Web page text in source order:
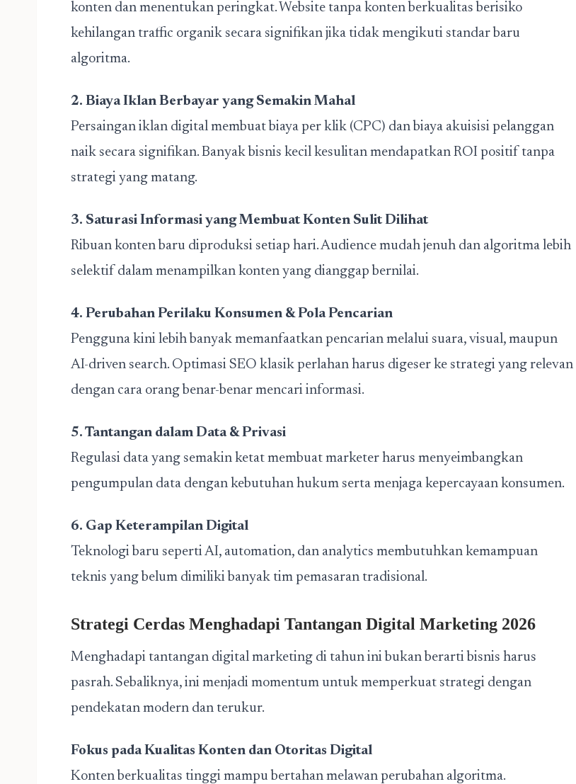
konten dan menentukan peringkat. Website tanpa konten berkualitas berisiko
kehilangan traffic organik secara signifikan jika tidak mengikuti standar baru
algoritma.
2. Biaya Iklan Berbayar yang Semakin Mahal
Persaingan iklan digital membuat biaya per klik (CPC) dan biaya akuisisi pelanggan
naik secara signifikan. Banyak bisnis kecil kesulitan mendapatkan ROI positif tanpa
strategi yang matang.
3. Saturasi Informasi yang Membuat Konten Sulit Dilihat
Ribuan konten baru diproduksi setiap hari. Audience mudah jenuh dan algoritma lebih
selektif dalam menampilkan konten yang dianggap bernilai.
4. Perubahan Perilaku Konsumen & Pola Pencarian
Pengguna kini lebih banyak memanfaatkan pencarian melalui suara, visual, maupun
AI-driven search. Optimasi SEO klasik perlahan harus digeser ke strategi yang relevan
dengan cara orang benar-benar mencari informasi.
5. Tantangan dalam Data & Privasi
Regulasi data yang semakin ketat membuat marketer harus menyeimbangkan
pengumpulan data dengan kebutuhan hukum serta menjaga kepercayaan konsumen.
6. Gap Keterampilan Digital
Teknologi baru seperti AI, automation, dan analytics membutuhkan kemampuan
teknis yang belum dimiliki banyak tim pemasaran tradisional.
Strategi Cerdas Menghadapi Tantangan Digital Marketing 2026
Menghadapi tantangan digital marketing di tahun ini bukan berarti bisnis harus
pasrah. Sebaliknya, ini menjadi momentum untuk memperkuat strategi dengan
pendekatan modern dan terukur.
Fokus pada Kualitas Konten dan Otoritas Digital
Konten berkualitas tinggi mampu bertahan melawan perubahan algoritma.